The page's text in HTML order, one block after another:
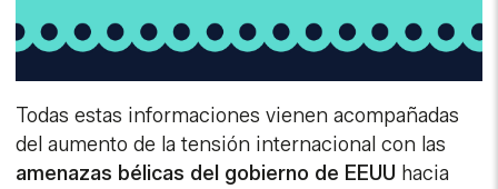
Todas estas informaciones vienen acompañadas
del aumento de la tensión internacional con las
amenazas bélicas del gobierno de EEUU hacia